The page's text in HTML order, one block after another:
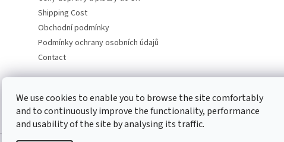
We use cookies to enable you to browse the site comfortably
and to continuously improve the functionality, performance
and usability of the site by analysing its traffic.
Shipping Cost
Obchodní podmínky
Podmínky ochrany osobních údajů
Contact
CD-hudba.cz EN-filmy.cz